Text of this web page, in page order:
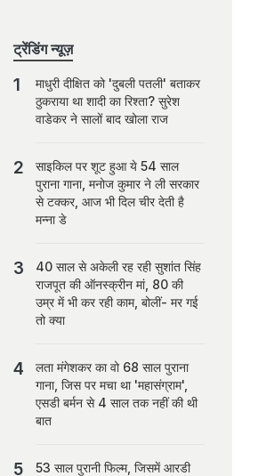
ट्रेंडिंग न्यूज़
माधुरी दीक्षित को 'दुबली पतली' बताकर
ठुकराया था शादी का रिश्ता? सुरेश
वाडेकर ने सालों बाद खोला राज
साइकिल पर शूट हुआ ये 54 साल
पुराना गाना, मनोज कुमार ने ली सरकार
से टक्कर, आज भी दिल चीर देती है
मन्ना डे
40 साल से अकेली रह रही सुशांत सिंह
राजपूत की ऑनस्क्रीन मां, 80 की
उम्र में भी कर रही काम, बोलीं- मर गई
तो क्या
लता मंगेशकर का वो 68 साल पुराना
गाना, जिस पर मचा था 'महासंग्राम',
एसडी बर्मन से 4 साल तक नहीं की थी
बात
53 साल पुरानी फिल्म, जिसमें आरडी